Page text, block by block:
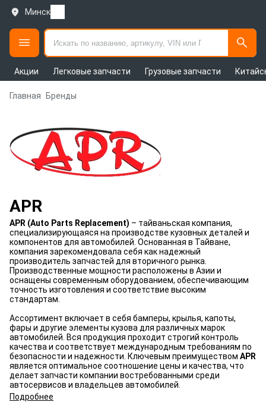
Минск
Акции Легковые запчасти Грузовые запчасти
Главная Бренды
APR
APR (Auto Parts Replacement) – тайваньская компания,
специализирующаяся на производстве кузовных деталей и
компонентов для автомобилей. Основанная в Тайване,
компания зарекомендовала себя как надежный
производитель запчастей для вторичного рынка.
Производственные мощности расположены в Азии и
оснащены современным оборудованием, обеспечивающим
точность изготовления и соответствие высоким
стандартам.
Ассортимент включает в себя бамперы, крылья, капоты,
фары и другие элементы кузова для различных марок
автомобилей. Вся продукция проходит строгий контроль
качества и соответствует международным требованиям по
безопасности и надежности. Ключевым преимуществом APR
является оптимальное соотношение цены и качества, что
делает запчасти компании востребованными среди
автосервисов и владельцев автомобилей.
Подробнее